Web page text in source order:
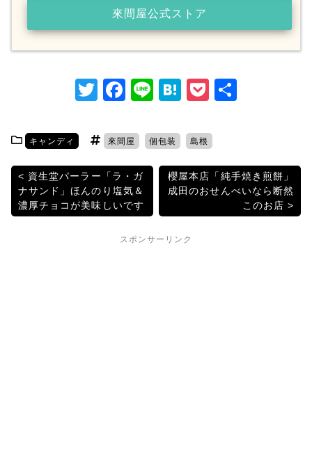
來間屋公式ストア
T
itt
er
F
c
e
b
o
o
k
Li
e
H
e
n
a
P
et
キャンディ 來間屋 個包装 島根
投
稿
資生堂パーラー「ラ・ガ
ナサンド」ほんのり塩気＆
濃厚チョコが美味しいです
櫻屋本店「純手焼き煎餅」
成田のおせんべいなら断然
このお店
スポンサーリンク